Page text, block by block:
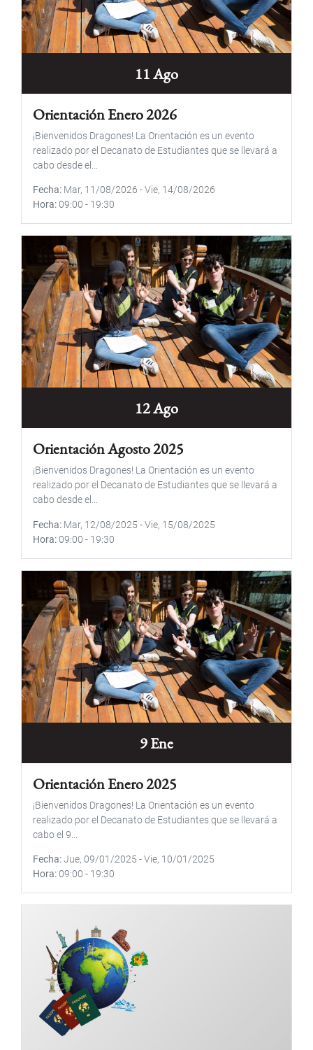
11 Ago
Orientación Enero 2026
¡Bienvenidos Dragones! La Orientación es un evento
realizado por el Decanato de Estudiantes que se llevará a
cabo desde el...
Fecha Mar, 11/08/2026 -Vie, 14/08/2026
Hora 09:00 - 19:30
12 Ago
Orientación Agosto 2025
¡Bienvenidos Dragones! La Orientación es un evento
realizado por el Decanato de Estudiantes que se llevará a
cabo desde el...
Fecha Mar, 12/08/2025 -Vie, 15/08/2025
Hora 09:00 - 19:30
9 Ene
Orientación Enero 2025
¡Bienvenidos Dragones! La Orientación es un evento
realizado por el Decanato de Estudiantes que se llevará a
cabo el 9...
Fecha Jue, 09/01/2025 -Vie, 10/01/2025
Hora 09:00 - 19:30